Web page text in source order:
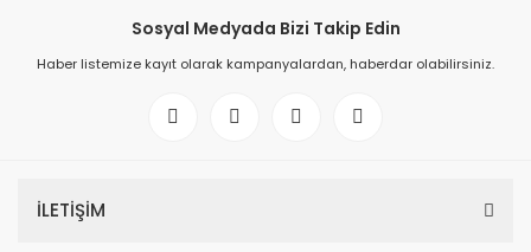
Sosyal Medyada Bizi Takip Edin
Haber listemize kayıt olarak kampanyalardan, haberdar olabilirsiniz.
İLETİŞİM